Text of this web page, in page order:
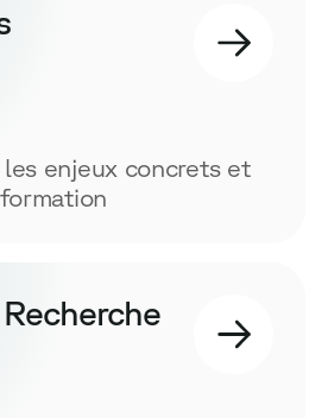
les enjeux concrets et